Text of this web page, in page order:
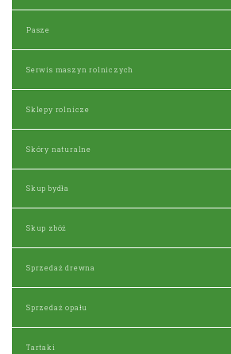
Pasze
Serwis maszyn rolniczych
Sklepy rolnicze
Skóry naturalne
Skup bydła
Skup zbóż
Sprzedaż drewna
Sprzedaż opału
Tartaki